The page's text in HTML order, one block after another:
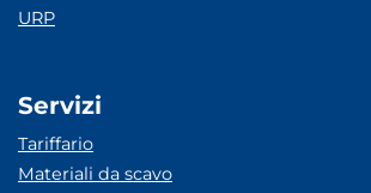
URP
Servizi
Tariffario
Materiali da scavo